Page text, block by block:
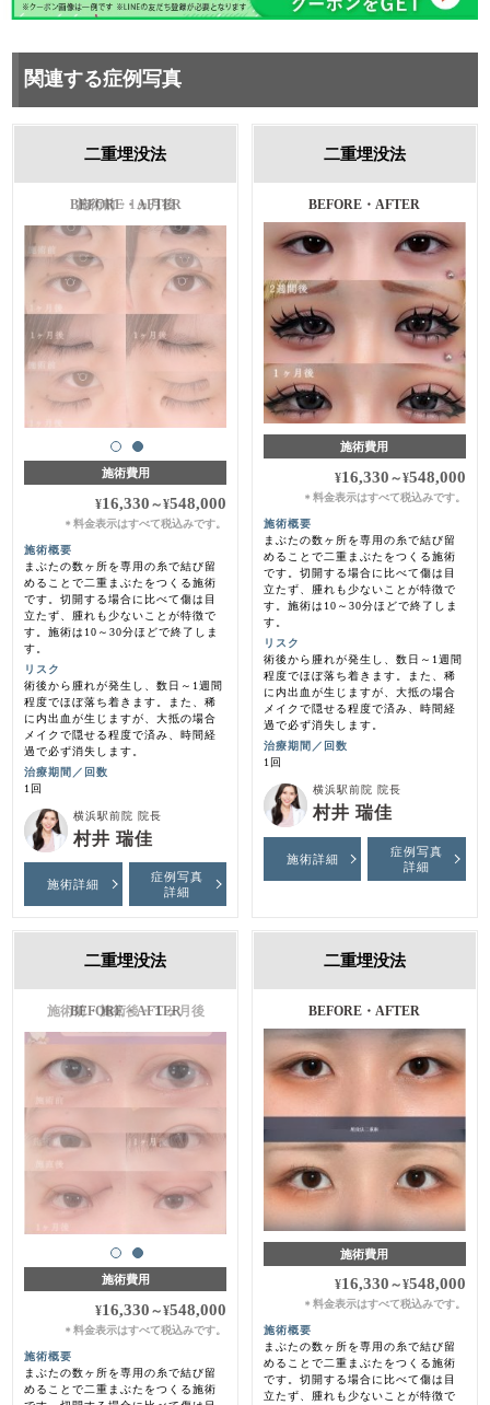
関連する症例写真
二重埋没法
施術前・1ヵ月後
施術費用
¥16,330 ～¥548,000
＊料金表示はすべて税込みです。
施術概要
まぶたの数ヶ所を専用の糸で結び留
めることで二重まぶたをつくる施術
です。切開する場合に比べて傷は目
立たず、腫れも少ないことが特徴で
す。施術は10～30分ほどで終了しま
す。
リスク
術後から腫れが発生し、数日～1週間
程度でほぼ落ち着きます。また、稀
に内出血が生じますが、大抵の場合
メイクで隠せる程度で済み、時間経
過で必ず消失します。
治療期間／回数
1回
横浜駅前院 院長
村井 瑞佳
施術詳細
症例写真
詳細
二重埋没法
BEFORE・AFTER
施術費用
¥16,330 ～¥548,000
＊ 料金表示はすべて税込みです。
施術概要
まぶたの数ヶ所を専用の糸で結び留
めることで二重まぶたをつくる施術
です。切開する場合に比べて傷は目
立たず、腫れも少ないことが特徴で
す。施術は10～30分ほどで終了しま
す。
リスク
術後から腫れが発生し、数日～1週間
程度でほぼ落ち着きます。また、稀
に内出血が生じますが、大抵の場合
メイクで隠せる程度で済み、時間経
過で必ず消失します。
治療期間／回数
1回
横浜駅前院 院長
村井 瑞佳
施術詳細
症例写真
詳細
二重埋没法
施術前・施術後・１ヶ月後
施術費用
¥16,330 ～¥548,000
＊料金表示はすべて税込みです。
施術概要
まぶたの数ヶ所を専用の糸で結び留
めることで二重まぶたをつくる施術
二重埋没法
BEFORE・AFTER
施術費用
¥16,330 ～¥548,000
＊ 料金表示はすべて税込みです。
施術概要
まぶたの数ヶ所を専用の糸で結び留
めることで二重まぶたをつくる施術
です。切開する場合に比べて傷は目
立たず、腫れも少ないことが特徴で